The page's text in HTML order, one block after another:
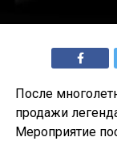
После
продажи
Мероприятие